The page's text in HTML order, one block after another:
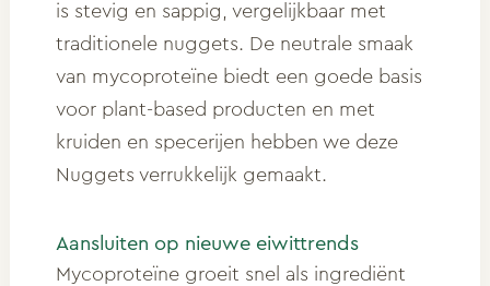
is stevig en sappig, vergelijkbaar met
traditionele nuggets. De neutrale smaak
van mycoproteïne biedt een goede basis
voor plant-based producten en met
kruiden en specerijen hebben we deze
Nuggets verrukkelijk gemaakt.
Aansluiten op nieuwe eiwittrends
Mycoproteïne groeit snel als ingrediënt